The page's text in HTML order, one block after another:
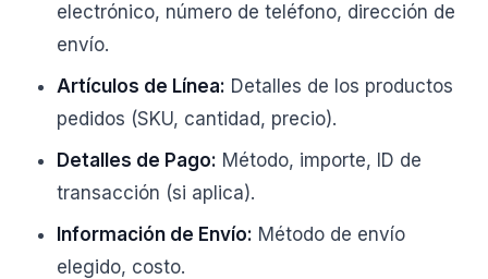
electrónico, número de teléfono, dirección de
envío.
Artículos de Línea: Detalles de los productos
pedidos (SKU, cantidad, precio).
Detalles de Pago: Método, importe, ID de
transacción (si aplica).
Información de Envío: Método de envío
elegido, costo.